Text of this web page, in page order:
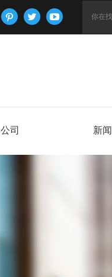
公司 新闻